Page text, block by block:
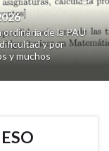
de la PAU
y por
y muchos
el proyecto que
Desde
el material y lo he